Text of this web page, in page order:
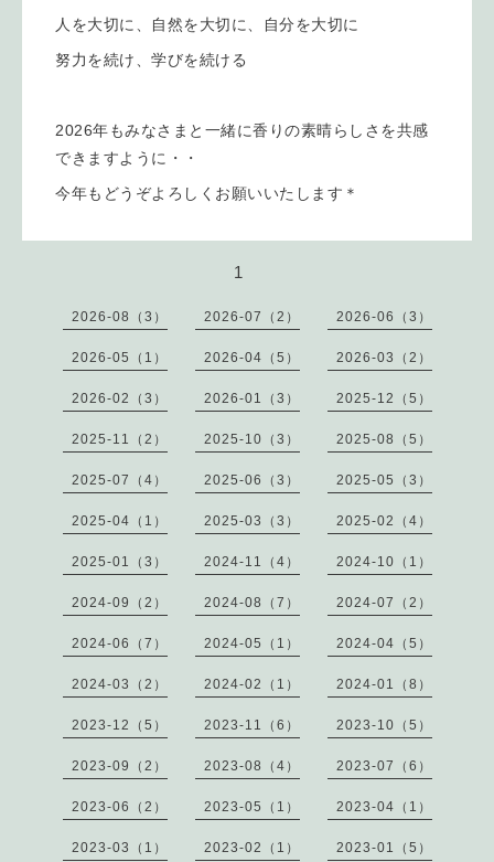
人を大切に、自然を大切に、自分を大切に
努力を続け、学びを続ける
2026年もみなさまと一緒に香りの素晴らしさを共感
できますように・・
今年もどうぞよろしくお願いいたします＊
1
2026-08（3） 2026-07（2） 2026-06（3）
2026-05（1） 2026-04（5） 2026-03（2）
2026-02（3） 2026-01（3） 2025-12（5）
2025-11（2） 2025-10（3） 2025-08（5）
2025-07（4） 2025-06（3） 2025-05（3）
2025-04（1） 2025-03（3） 2025-02（4）
2025-01（3） 2024-11（4） 2024-10（1）
2024-09（2） 2024-08（7） 2024-07（2）
2024-06（7） 2024-05（1） 2024-04（5）
2024-03（2） 2024-02（1） 2024-01（8）
2023-12（5） 2023-11（6） 2023-10（5）
2023-09（2） 2023-08（4） 2023-07（6）
2023-06（2） 2023-05（1） 2023-04（1）
2023-03（1） 2023-02（1） 2023-01（5）